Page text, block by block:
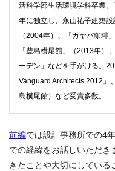
活科学部生活環境学科卒業
年に独立し、永山祐子建築設
（2004年）、「カヤバ珈琲
「豊島横尾館」（2013年）
ーデン」などを手がける。
Vanguard Architects 2012
島横尾館）など受賞多数。
前編では設計事務所での4
での経緯をお話しいただ
きたことや大切にしている